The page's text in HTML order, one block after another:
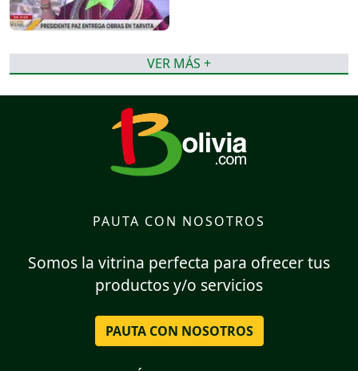
VER MÁS +
PAUTA CON NOSOTROS
Somos la vitrina perfecta para ofrecer tus
productos y/o servicios
PAUTA CON NOSOTROS